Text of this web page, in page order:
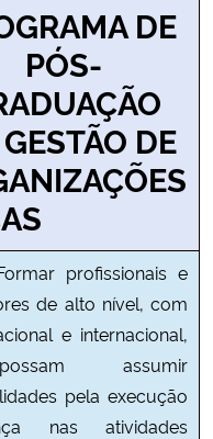
Comunicações
DE
PÓS-
DE
profissionais e
de alto nível, com
e internacional,
assumir
pela execução
nas atividades